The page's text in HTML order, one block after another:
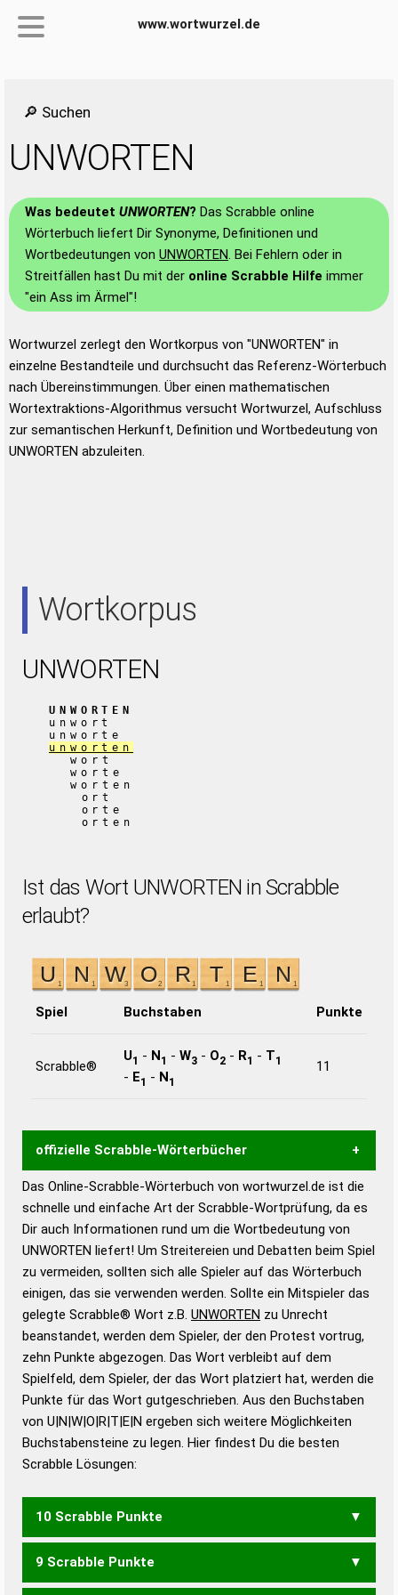
www.wortwurzel.de
🔎 Suchen
UNWORTEN
Was bedeutet UNWORTEN? Das Scrabble online
Wörterbuch liefert Dir Synonyme, Definitionen und
Wortbedeutungen von UNWORTEN. Bei Fehlern oder in
Streitfällen hast Du mit der online Scrabble Hilfe immer
"ein Ass im Ärmel"!
Wortwurzel zerlegt den Wortkorpus von "UNWORTEN" in
einzelne Bestandteile und durchsucht das Referenz-Wörterbuch
nach Übereinstimmungen. Über einen mathematischen
Wortextraktions-Algorithmus versucht Wortwurzel, Aufschluss
zur semantischen Herkunft, Definition und Wortbedeutung von
UNWORTEN abzuleiten.
Wortkorpus
UNWORTEN
UNWORTEN
unwort
unworte
unworten
wort
worte
worten
ort
orte
orten
Ist das Wort UNWORTEN in Scrabble
erlaubt?
Spiel Buchstaben Punkte
Scrabble®
U1 - N1 - W3 - O2 - R1 - T1
- E1 - N1
11
offizielle Scrabble-Wörterbücher
Wortwurzel liefert mit Hilfe eines semantischen
Wortanalyse-Algorithmus gute Anhaltspunkte zu
Wortbedeutung, Worttrennung und Wortform, um die
Gültigkeit eines Wortes für das Scrabble-Spiel zu
bestimmen!
zugelassene Turnier Scrabble-
Wörterbücher sind:
Duden – Standardwerk in 12 Bänden
Duden – Richtiges und gutes
Deutsch
Duden – Die deutsche Grammatik
Duden – Deutsches
Das Online-Scrabble-Wörterbuch von wortwurzel.de ist die
schnelle und einfache Art der Scrabble-Wortprüfung, da es
Dir auch Informationen rund um die Wortbedeutung von
UNWORTEN liefert! Um Streitereien und Debatten beim Spiel
zu vermeiden, sollten sich alle Spieler auf das Wörterbuch
einigen, das sie verwenden werden. Sollte ein Mitspieler das
gelegte Scrabble® Wort z.B. UNWORTEN zu Unrecht
beanstandet, werden dem Spieler, der den Protest vortrug,
zehn Punkte abgezogen. Das Wort verbleibt auf dem
Spielfeld, dem Spieler, der das Wort platziert hat, werden die
Punkte für das Wort gutgeschrieben. Aus den Buchstaben
von U|N|W|O|R|T|E|N ergeben sich weitere Möglichkeiten
Buchstabensteine zu legen. Hier findest Du die besten
Scrabble Lösungen:
10 Scrabble Punkte
NEUWORT
9 Scrabble Punkte